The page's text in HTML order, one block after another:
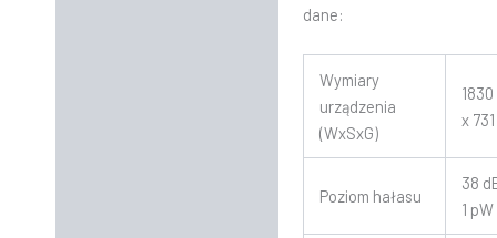
dane:
Wymiary
urządzenia
(WxSxG)
x
Poziom hałasu
38
1 pW